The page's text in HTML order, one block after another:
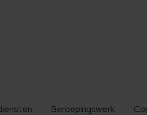
Beroepingswerk